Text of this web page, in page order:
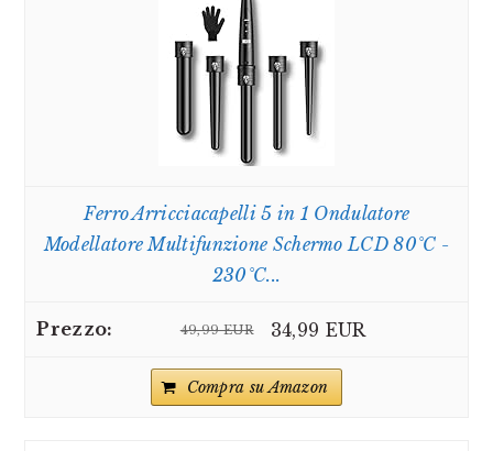
Ferro Arricciacapelli 5 in 1 Ondulatore
Modellatore Multifunzione Schermo LCD 80°C -
230°C...
49,99 EUR 34,99 EUR
Compra su Amazon